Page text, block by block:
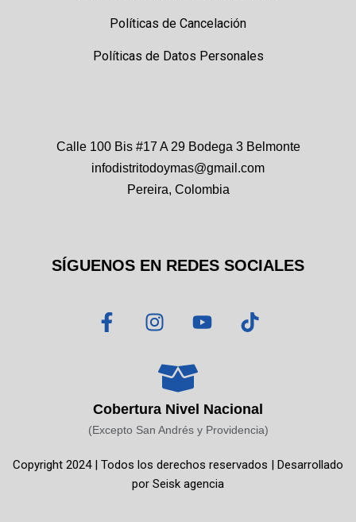
Políticas de Cancelación
Políticas de Datos Personales
Calle 100 Bis #17 A 29 Bodega 3 Belmonte
infodistritodoymas@gmail.com
Pereira, Colombia
SÍGUENOS EN REDES SOCIALES
F
a
o
o
-
I
n
t
a
g
r
m
Y
o
b
e
T
i
k
Cobertura Nivel Nacional
(Excepto San Andrés y Providencia)
Copyright 2024 | Todos los derechos reservados | Desarrollado
por Seisk agencia